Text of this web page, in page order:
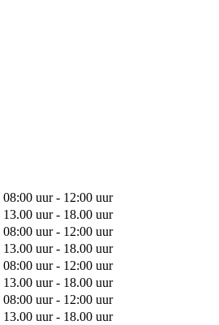
08:00 uur - 12:00 uur
13.00 uur - 18.00 uur
08:00 uur - 12:00 uur
13.00 uur - 18.00 uur
08:00 uur - 12:00 uur
13.00 uur - 18.00 uur
08:00 uur - 12:00 uur
13.00 uur - 18.00 uur